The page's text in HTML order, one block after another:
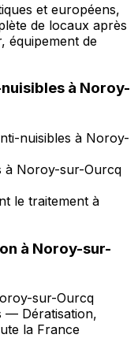
et européens,
de locaux après
équipement de
à Noroy-
nuisibles à Noroy-
à Noroy-sur-Ourcq
le traitement à
à Noroy-sur-
sur-Ourcq
— Dératisation,
la France